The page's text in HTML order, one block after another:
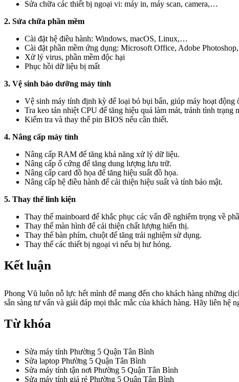
Sửa chữa các thiết bị ngoại vi: máy in, máy scan, camera,…
2. Sửa chữa phần mềm
Cài đặt hệ điều hành: Windows, macOS, Linux,…
Cài đặt phần mềm ứng dụng: Microsoft Office, Adobe
Xử lý virus, phần mềm độc hại
Phục hồi dữ liệu bị mất
3. Vệ sinh bảo dưỡng máy tính
Vệ sinh máy tính định kỳ để loại bỏ bụi bẩn, giúp máy hoạt động
Tra keo tản nhiệt CPU để tăng hiệu quả làm mát, tránh tình trạng
Kiểm tra và thay thế pin BIOS nếu cần thiết.
4. Nâng cấp máy tính
Nâng cấp RAM để tăng khả năng xử lý dữ liệu.
Nâng cấp ổ cứng để tăng dung lượng lưu trữ.
Nâng cấp card đồ họa để tăng hiệu suất đồ họa.
Nâng cấp hệ điều hành để cải thiện hiệu suất và tính bảo mật.
5. Thay thế linh kiện
Thay thế mainboard để khắc phục các vấn đề nghiêm trọng về
Thay thế màn hình để cải thiện chất lượng hiển thị.
Thay thế bàn phím, chuột để tăng trải nghiệm sử dụng.
Thay thế các thiết bị ngoại vi nếu bị hư hỏng.
Kết luận
Phong Vũ luôn nỗ lực hết mình để mang đến cho khách hàng những
sẵn sàng tư vấn và giải đáp mọi thắc mắc của khách hàng. Hãy liên
Từ khóa
Sửa máy tính Phường 5 Quận Tân Bình
Sửa laptop Phường 5 Quận Tân Bình
Sửa máy tính tận nơi Phường 5 Quận Tân Bình
Sửa máy tính giá rẻ Phường 5 Quận Tân Bình